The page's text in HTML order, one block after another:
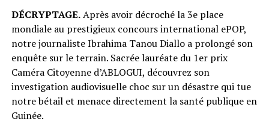
DÉCRYPTAGE.Après avoir décroché la 3e place
mondiale au prestigieux concours international ePOP,
notre journaliste Ibrahima Tanou Diallo a prolongé son
enquête sur le terrain. Sacrée lauréate du 1er prix
Caméra Citoyenne d’ABLOGUI, découvrez son
investigation audiovisuelle choc sur un désastre qui tue
notre bétail et menace directement la santé publique en
Guinée.